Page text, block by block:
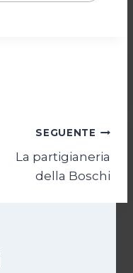
SEGUENTE
La partigianeria
della Boschi